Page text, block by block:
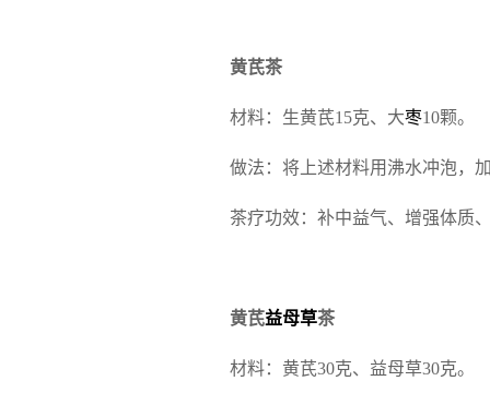
黄芪茶
材料：生黄芪15克、大枣10颗。
做法：将上述材料用沸水冲泡，
茶疗功效：补中益气、增强体质
黄芪益母草茶
材料：黄芪30克、益母草30克。